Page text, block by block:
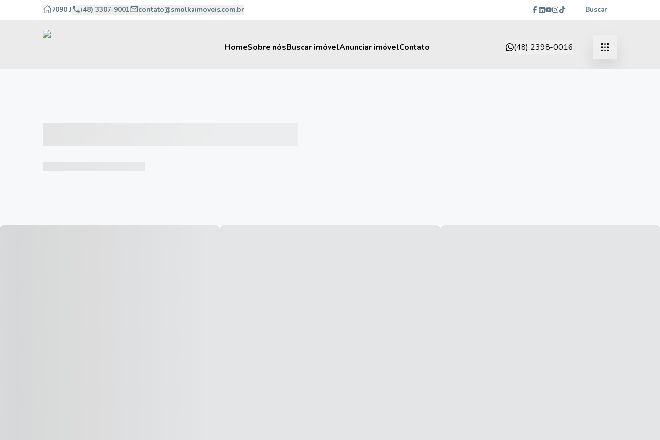
7090 J (48) 3307-9001 contato@smolkaimoveis.com.br Buscar
HomeSobre nósBuscar imóvelAnunciar imóvelContato (48) 2398-0016